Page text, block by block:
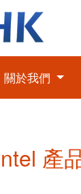
關於我們
產